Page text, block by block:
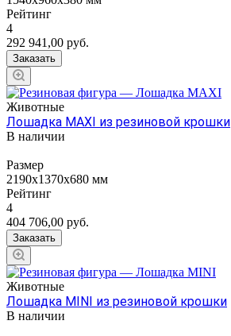
Рейтинг
4
292 941,00 руб.
Заказать
Животные
Лошадка MAXI из резиновой крошки
В наличии
Размер
2190х1370х680 мм
Рейтинг
4
404 706,00 руб.
Заказать
Животные
Лошадка MINI из резиновой крошки
В наличии